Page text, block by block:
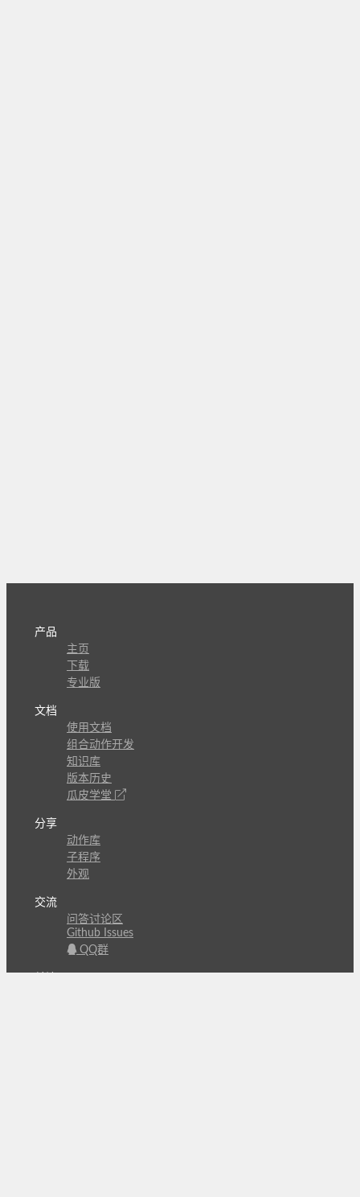
产品
主页
下载
专业版
文档
使用文档
组合动作开发
知识库
版本历史
瓜皮学堂
分享
动作库
子程序
外观
交流
问答讨论区
Github Issues
QQ群